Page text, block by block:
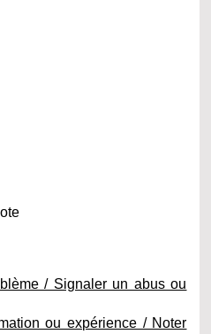
/ Signaler un abus ou
ou expérience / Noter